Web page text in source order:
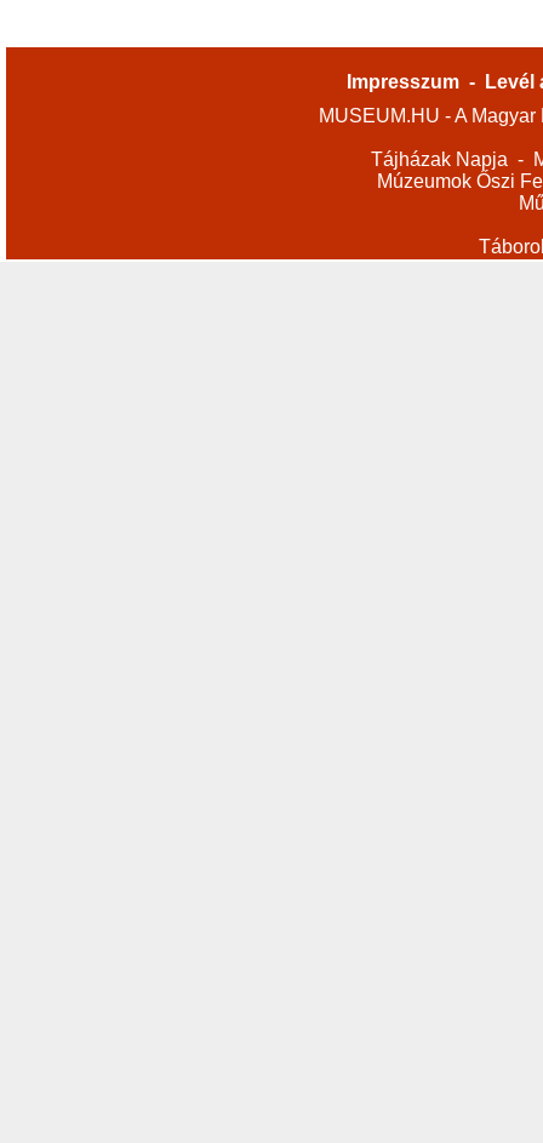
Impresszum -
Levél
MUSEUM.HU - A
Tájházak Napja -
Múzeumok Őszi